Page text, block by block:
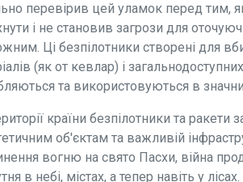
перевірив цей уламок перед тим,
і не становив загрози для
Ці безпілотники створені для
(як от кевлар) і
та використовуються в
країни безпілотники та
об'єктам та важливій
вогню на свято Пасхи, війна
в небі, містах, а тепер навіть у